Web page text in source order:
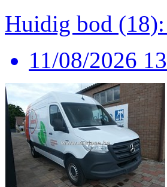
Huidig bod
11/08/2026